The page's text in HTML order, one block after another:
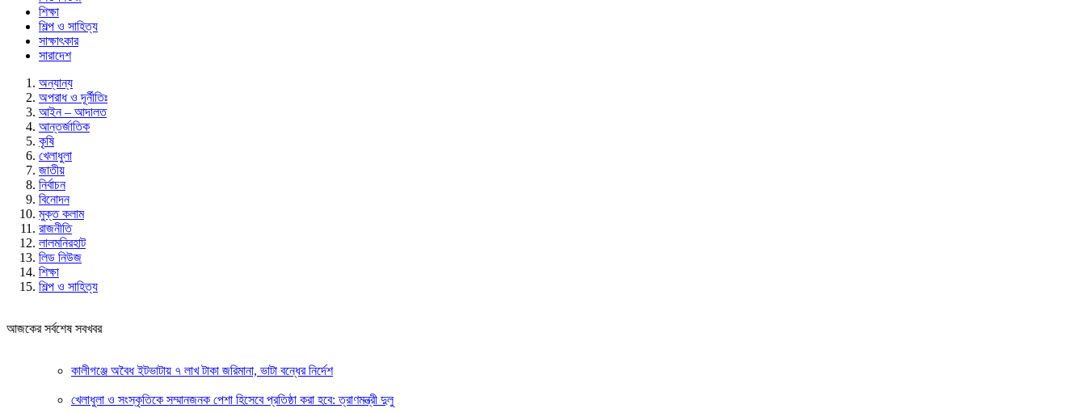
শিক্ষা
শিল্প ও সাহিত্য
সাক্ষাৎকার
সারাদেশ
অন্যান্য
অপরাধ ও দূর্নীতিঃ
আইন – আদালত
আন্তর্জাতিক
কৃষি
খেলাধুলা
জাতীয়
নির্বাচন
বিনোদন
মুক্ত কলাম
রাজনীতি
লালমনিরহাট
লিড নিউজ
শিক্ষা
শিল্প ও সাহিত্য
আজকের সর্বশেষ সবখবর
কালীগঞ্জে অবৈধ ইটভাটায় ৭ লাখ টাকা জরিমানা, ভাটা বন্ধের নির্দেশ
খেলাধুলা ও সংস্কৃতিকে সম্মানজনক পেশা হিসেবে প্রতিষ্ঠা করা হবে: ত্রাণমন্ত্রী দুলু